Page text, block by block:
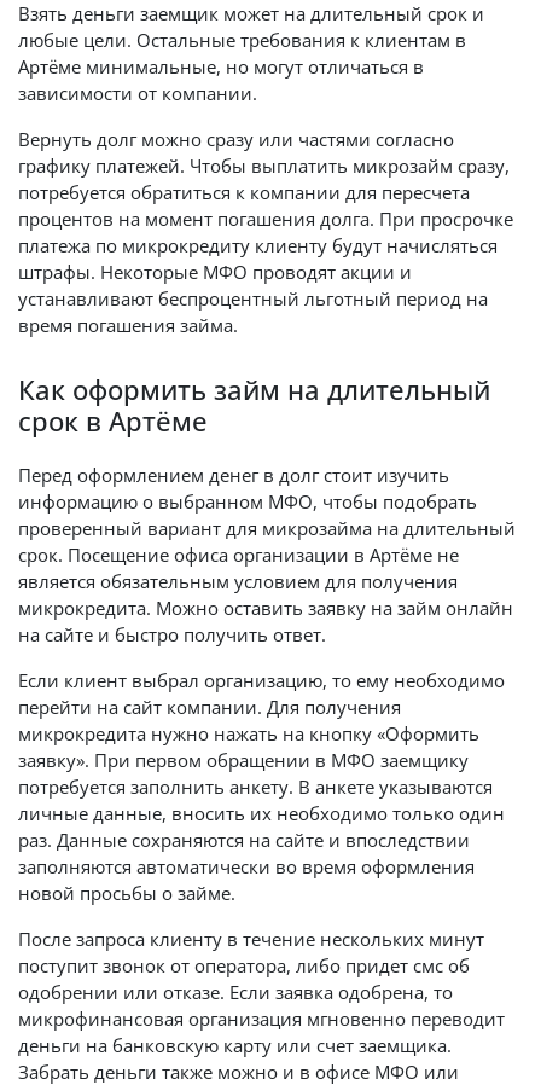
Взять деньги заемщик может на длительный срок и
любые цели. Остальные требования к клиентам в
Артёме минимальные, но могут отличаться в
зависимости от компании.
Вернуть долг можно сразу или частями согласно
графику платежей. Чтобы выплатить микрозайм сразу,
потребуется обратиться к компании для пересчета
процентов на момент погашения долга. При просрочке
платежа по микрокредиту клиенту будут начисляться
штрафы. Некоторые МФО проводят акции и
устанавливают беспроцентный льготный период на
время погашения займа.
Как оформить займ на длительный
срок в Артёме
Перед оформлением денег в долг стоит изучить
информацию о выбранном МФО, чтобы подобрать
проверенный вариант для микрозайма на длительный
срок. Посещение офиса организации в Артёме не
является обязательным условием для получения
микрокредита. Можно оставить заявку на займ онлайн
на сайте и быстро получить ответ.
Если клиент выбрал организацию, то ему необходимо
перейти на сайт компании. Для получения
микрокредита нужно нажать на кнопку «Оформить
заявку». При первом обращении в МФО заемщику
потребуется заполнить анкету. В анкете указываются
личные данные, вносить их необходимо только один
раз. Данные сохраняются на сайте и впоследствии
заполняются автоматически во время оформления
новой просьбы о займе.
После запроса клиенту в течение нескольких минут
поступит звонок от оператора, либо придет смс об
одобрении или отказе. Если заявка одобрена, то
микрофинансовая организация мгновенно переводит
деньги на банковскую карту или счет заемщика.
Забрать деньги также можно и в офисе МФО или